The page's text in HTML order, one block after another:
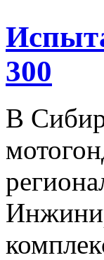
300
В